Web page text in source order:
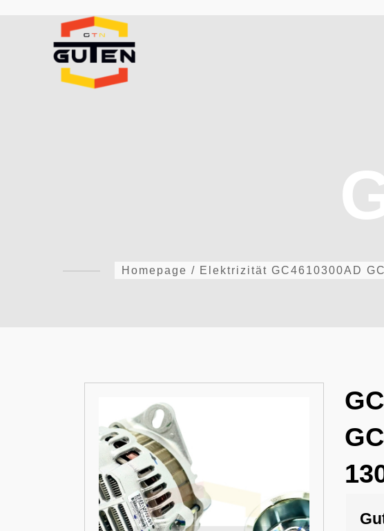
Homepage / Elektrizität GC4610300AD